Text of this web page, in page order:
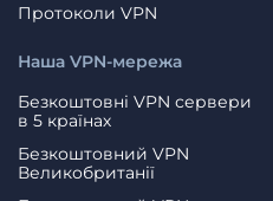
Протоколи VPN
Наша VPN-мережа
Безкоштовні VPN сервери
в 5 країнах
Безкоштовний VPN
Великобританії